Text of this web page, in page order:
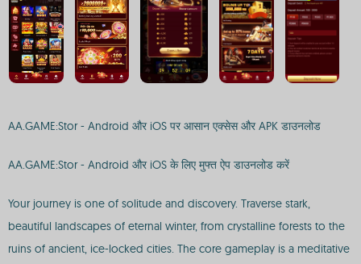
AA.GAME:Stor - Android और iOS पर आसान एक्सेस और APK डाउनलोड
AA.GAME:Stor - Android और iOS के लिए मुफ्त ऐप डाउनलोड करें
Your journey is one of solitude and discovery. Traverse stark,
beautiful landscapes of eternal winter, from crystalline forests to the
ruins of ancient, ice-locked cities. The core gameplay is a meditative